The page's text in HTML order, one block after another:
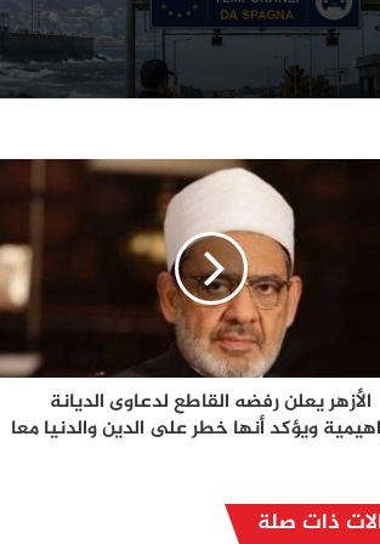
الأزهر يعلن رفضه القاطع لدعاوى الديانة
ويؤكد أنها خطر على الدين والدنيا معا
ذات صلة